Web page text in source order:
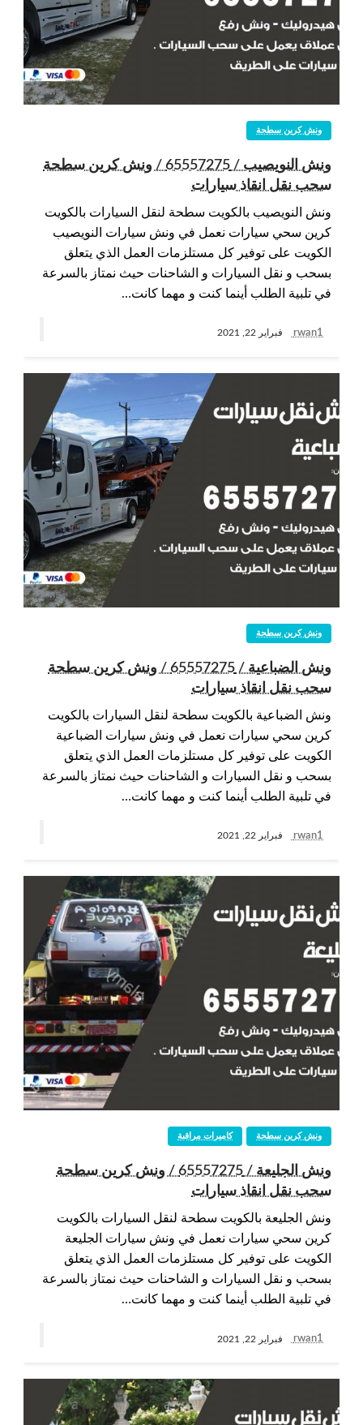
ونش كرين سطحة
ونش النويصيب / 65557275 / ونش كرين سطحة
سحب نقل انقاذ سيارات
ونش النويصيب بالكويت سطحة لنقل السيارات بالكويت
كرين سحي سيارات نعمل في ونش سيارات النويصيب
الكويت على توفير كل مستلزمات العمل الذي يتعلق
بسحب و نقل السيارات و الشاحنات حيث نمتاز بالسرعة
في تلبية الطلب أينما كنت و مهما كانت…
rwan1 فبراير 22, 2021
ونش كرين سطحة
ونش الضباعية / 65557275 / ونش كرين سطحة
سحب نقل انقاذ سيارات
ونش الضباعية بالكويت سطحة لنقل السيارات بالكويت
كرين سحي سيارات نعمل في ونش سيارات الضباعية
الكويت على توفير كل مستلزمات العمل الذي يتعلق
بسحب و نقل السيارات و الشاحنات حيث نمتاز بالسرعة
في تلبية الطلب أينما كنت و مهما كانت…
rwan1 فبراير 22, 2021
كاميرات مراقبة ونش كرين سطحة
ونش الجليعة / 65557275 / ونش كرين سطحة
سحب نقل انقاذ سيارات
ونش الجليعة بالكويت سطحة لنقل السيارات بالكويت
كرين سحي سيارات نعمل في ونش سيارات الجليعة
الكويت على توفير كل مستلزمات العمل الذي يتعلق
بسحب و نقل السيارات و الشاحنات حيث نمتاز بالسرعة
في تلبية الطلب أينما كنت و مهما كانت…
rwan1 فبراير 22, 2021